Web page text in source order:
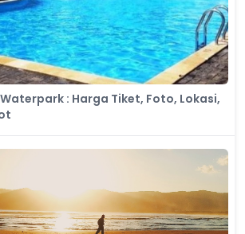
: Harga Tiket, Foto, Lokasi,